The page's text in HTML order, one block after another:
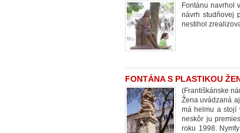
Fontánu navrhol
návrh studňovej
nestihol
FONTÁNA S PLASTIKOU
(Františkánske
Žena uvádzaná
má helmu a stojí
neskôr ju
roku 1998.